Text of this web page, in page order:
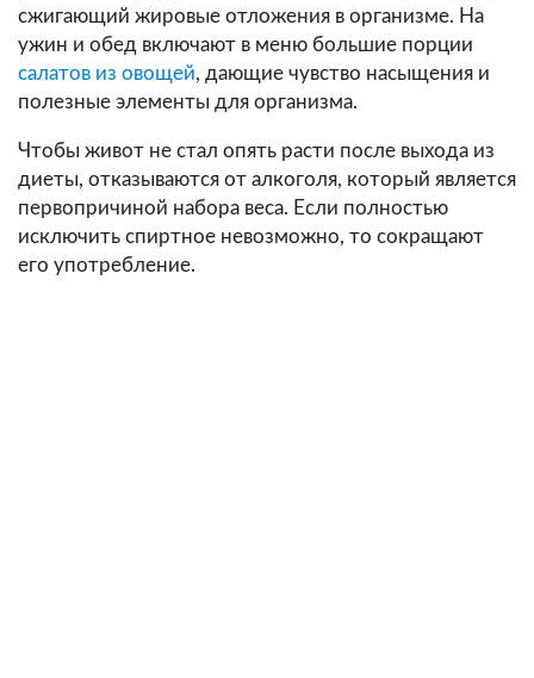
сжигающий жировые отложения в организме. На
ужин и обед включают в меню большие порции
салатов из овощей, дающие чувство насыщения и
полезные элементы для организма.
Чтобы живот не стал опять расти после выхода из
диеты, отказываются от алкоголя, который является
первопричиной набора веса. Если полностью
исключить спиртное невозможно, то сокращают
его употребление.